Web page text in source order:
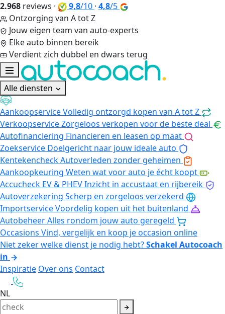
2.968 reviews · 9,8/10 · 4,8/5
Ontzorging van A tot Z
Jouw eigen team van auto-experts
Elke auto binnen bereik
Verdient zich dubbel en dwars terug
Alle diensten
AankoopserviceVolledig ontzorgd kopen van A tot Z
VerkoopserviceZorgeloos verkopen voor de beste deal
Autofinanciering Financieren en leasen op maat
Zoekservice Doelgericht naar jouw ideale auto
KentekencheckAutoverleden zonder geheimen
Aankoopkeuring Weten wat voor auto je écht koopt
Accucheck EV & PHEVInzicht in accustaat en rijbereik
Autoverzekering Scherp en zorgeloos verzekerd
ImportserviceVoordelig kopen uit het buitenland
AutobeheerAlles rondom jouw auto geregeld
Occasions Vind, vergelijk en koop je occasion online
Niet zeker welke dienst je nodig hebt?Schakel Autocoach
in
Inspiratie Over ons Contact
NL